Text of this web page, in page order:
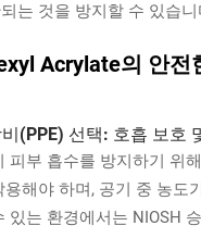
는 것을 방지할 수 있습니
Acrylate의 안전
(PPE) 선택: 호흡 보호
피부 흡수를 방지하기 위
용해야 하며, 공기 중 농도
있는 환경에서는 NIOSH